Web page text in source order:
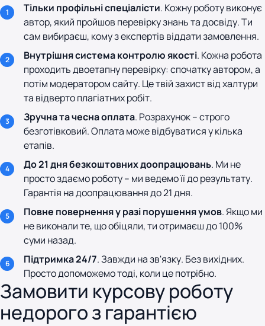
Тільки профільні спеціалісти. Кожну роботу виконує
автор, який пройшов перевірку знань та досвіду. Ти
сам вибираєш, кому з експертів віддати замовлення.
Внутрішня система контролю якості. Кожна робота
проходить двоетапну перевірку: спочатку автором, а
потім модератором сайту. Це твій захист від халтури
та відверто плагіатних робіт.
Зручна та чесна оплата. Розрахунок – строго
безготівковий. Оплата може відбуватися у кілька
етапів.
До 21 дня безкоштовних доопрацювань. Ми не
просто здаємо роботу – ми ведемо її до результату.
Гарантія на доопрацювання до 21 дня.
Повне повернення у разі порушення умов. Якщо ми
не виконали те, що обіцяли, ти отримаєш до 100%
суми назад.
Підтримка 24/7. Завжди на зв'язку. Без вихідних.
Просто допоможемо тоді, коли це потрібно.
Замовити курсову роботу
недорого з гарантією